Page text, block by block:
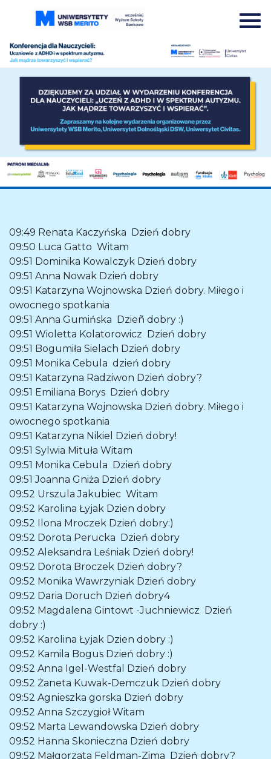
09:49 Renata Kaczyńska Dzień dobry
09:50 Luca Gatto Witam
09:51 Dominika Kowalczyk Dzień dobry
09:51 Anna Nowak Dzień dobry
09:51 Katarzyna Wojnowska Dzień dobry. Miłego i
owocnego spotkania
09:51 Anna Gumińska Dzieñ dobry :)
09:51 Wioletta Kolatorowicz Dzień dobry
09:51 Bogumiła Sielach Dzień dobry
09:51 Monika Cebula dzień dobry
09:51 Katarzyna Radziwon Dzień dobry?
09:51 Emiliana Borys Dzień dobry
09:51 Katarzyna Wojnowska Dzień dobry. Miłego i
owocnego spotkania
09:51 Katarzyna Nikiel Dzień dobry!
09:51 Sylwia Mituła Witam
09:51 Monika Cebula Dzień dobry
09:51 Joanna Gniża Dzień dobry
09:52 Urszula Jakubiec Witam
09:52 Karolina Łyjak Dzien dobry
09:52 Ilona Mroczek Dzień dobry:)
09:52 Dorota Perucka Dzień dobry
09:52 Aleksandra Leśniak Dzień dobry!
09:52 Dorota Broczek Dzień dobry?
09:52 Monika Wawrzyniak Dzień dobry
09:52 Daria Doruch Dzień dobry4
09:52 Magdalena Gintowt -Juchniewicz Dzień
dobry :)
09:52 Karolina Łyjak Dzien dobry :)
09:52 Kamila Bogus Dzień dobry :)
09:52 Anna Igel-Westfal Dzień dobry
09:52 Żaneta Kuwak-Demczuk Dzień dobry
09:52 Agnieszka gorska Dzień dobry
09:52 Anna Szczygioł Witam
09:52 Marta Lewandowska Dzień dobry
09:52 Hanna Skonieczna Dzień dobry
09:52 Małgorzata Feldman-Zima Dzień dobry?